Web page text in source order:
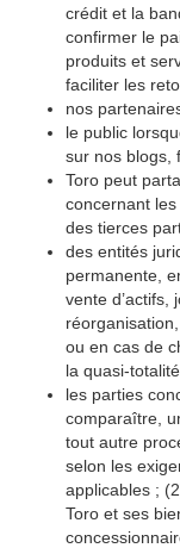
crédit et la
confirmer le
produits et
faciliter les
nos
le public
sur nos blogs,
Toro peut
concernant
des tierces
des entités
permanente,
vente d’actifs,
ou en cas de
la quasi-
les parties
comparaître,
tout autre
selon les
applicables ;
Toro et ses